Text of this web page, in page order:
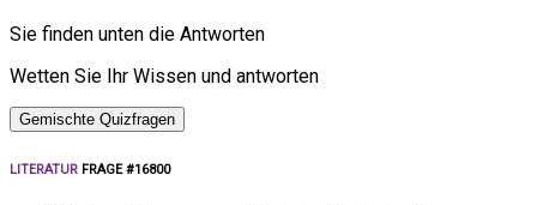
Sie finden unten die Antworten
Wetten Sie Ihr Wissen und antworten
Gemischte Quizfragen
LITERATUR FRAGE #16800